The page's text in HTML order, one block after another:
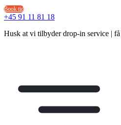
Videre
til
Book tid
+45 91 11 81 18
Husk at vi tilbyder drop-in service |